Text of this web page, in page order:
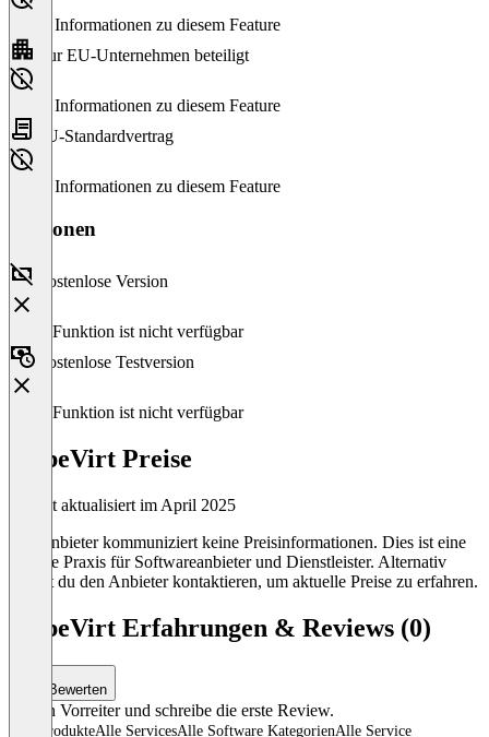
Keine Informationen zu diesem Feature
Nur EU-Unternehmen beteiligt
Keine Informationen zu diesem Feature
EU-Standardvertrag
Keine Informationen zu diesem Feature
Versionen
Kostenlose Version
Diese Funktion ist nicht verfügbar
Kostenlose Testversion
Diese Funktion ist nicht verfügbar
KubeVirt Preise
Zuletzt aktualisiert im April 2025
Der Anbieter kommuniziert keine Preisinformationen. Dies ist eine
übliche Praxis für Softwareanbieter und Dienstleister. Alternativ
kannst du den Anbieter kontaktieren, um aktuelle Preise zu erfahren.
KubeVirt Erfahrungen & Reviews (0)
Bewerten
Sei ein Vorreiter und schreibe die erste Review.
Alle ProdukteAlle ServicesAlle Software KategorienAlle Service